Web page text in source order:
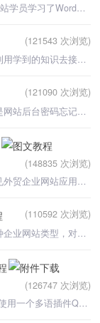
纯代码Wordpress前台投稿功能制作方法，很多建网站学员学习了Wordpress教程后，使用Wordpress 程序建了网站
(121543 次浏览)
插件介绍我们有很多学员都已经学有所成，就想着利用学到的知识去接单建站，然后由于英语或是没有其他的语
(121090 次浏览)
今天有几个学做网站论坛学员遇到了一个问题，就是网站后台密码忘记了，这里给大家几种方法来找回密码，下面
(148835 次浏览)
自己做的中英文双语外贸网站，这个网站整合了常见外贸企业网站应用的常用功能，整个版面比较明朗清晰，既结
(110592 次浏览)
进出口外贸公司网站制作讲究简明、大方，属于一种企业网站类型，对于进出口外贸公司网站最大的要求是满足中
(126747 次浏览)
使用wordpress程序去制作中英文双语网站时，需要使用一个多语插件Qtranslate，通过这个插件可以很快让我们